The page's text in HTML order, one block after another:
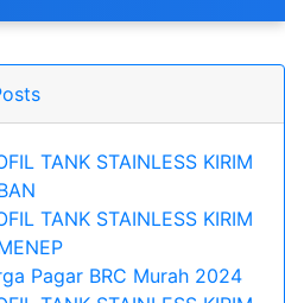
TANK STAINLESS KIRIM
TANK STAINLESS KIRIM
Pagar BRC Murah 2024